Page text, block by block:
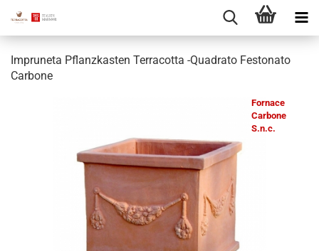
Impruneta Pflanzkasten Terracotta -Quadrato Festonato
Carbone
Fornace
Carbone
S.n.c.